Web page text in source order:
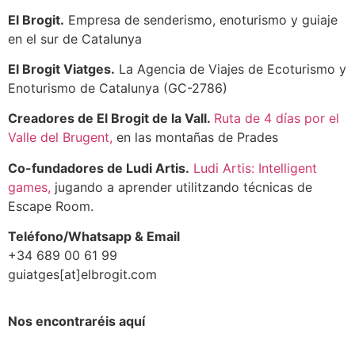
El Brogit. Empresa de senderismo, enoturismo y guiaje
en el sur de Catalunya
El Brogit Viatges. La Agencia de Viajes de Ecoturismo y
Enoturismo de Catalunya (GC-2786)
Creadores de El Brogit de la Vall. Ruta de 4 días por el
Valle del Brugent, en las montañas de Prades
Co-fundadores de Ludi Artis. Ludi Artis: Intelligent
games, jugando a aprender utilitzando técnicas de
Escape Room.
Teléfono/Whatsapp & Email
+34 689 00 61 99
guiatges[at]elbrogit.com
Nos encontraréis aquí